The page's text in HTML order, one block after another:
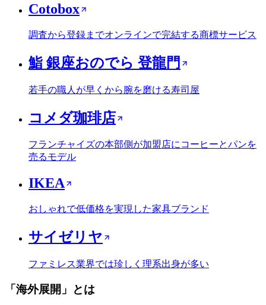
Cotobox
調査から登録までオンラインで完結する商標サービス
鮨 銀座おのでら 登龍門
若手の職人が早くから腕を磨ける寿司屋
コメダ珈琲店
フランチャイズの本部側が加盟店にコーヒーとパンを
売るモデル
IKEA
おしゃれで低価格を実現した家具ブランド
サイゼリヤ
ファミレス業界では珍しく理系出身が多い
「海外展開 」とは